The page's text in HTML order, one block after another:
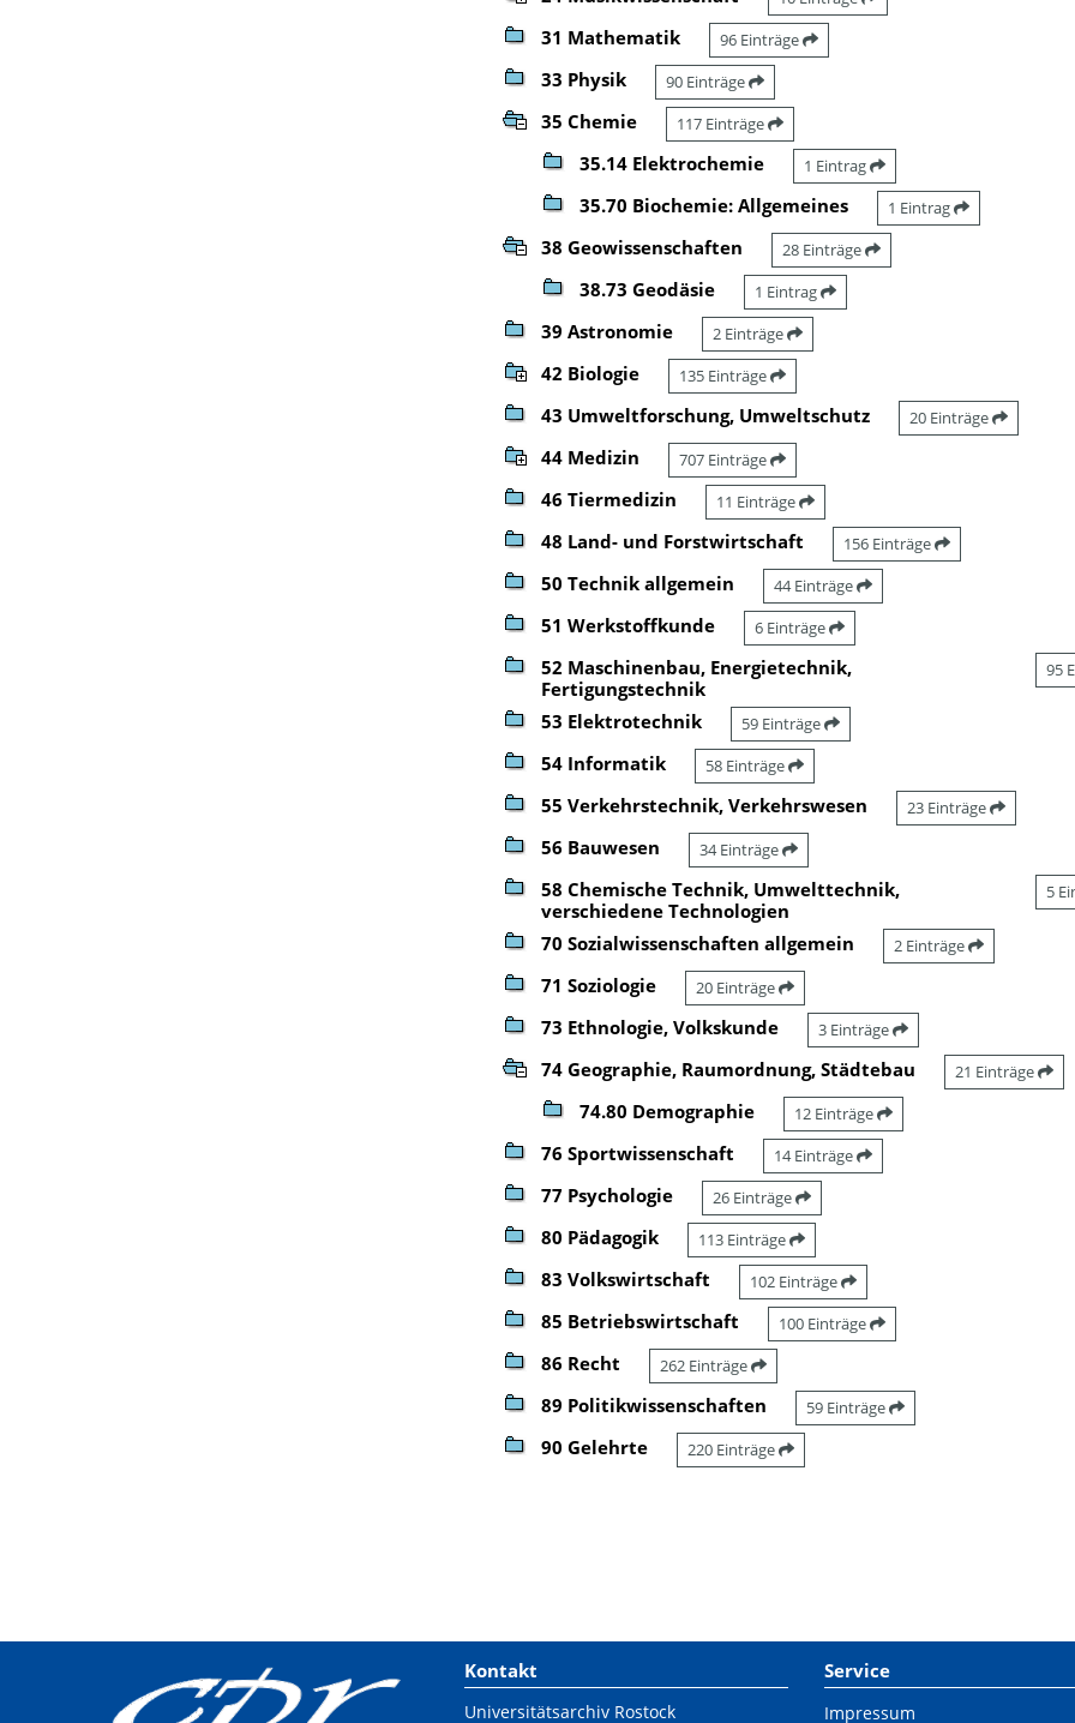
31 Mathematik 96 Einträge
33 Physik 90 Einträge
35 Chemie 117 Einträge
35.14 Elektrochemie 1 Eintrag
35.70 Biochemie: Allgemeines 1 Eintrag
38 Geowissenschaften 28 Einträge
38.73 Geodäsie 1 Eintrag
39 Astronomie 2 Einträge
42 Biologie 135 Einträge
43 Umweltforschung, Umweltschutz 20 Einträge
44 Medizin 707 Einträge
46 Tiermedizin 11 Einträge
48 Land- und Forstwirtschaft 156 Einträge
50 Technik allgemein 44 Einträge
51 Werkstoffkunde 6 Einträge
52 Maschinenbau, Energietechnik,
Fertigungstechnik
95
53 Elektrotechnik 59 Einträge
54 Informatik 58 Einträge
55 Verkehrstechnik, Verkehrswesen 23 Einträge
56 Bauwesen 34 Einträge
58 Chemische Technik, Umwelttechnik,
verschiedene Technologien
5
70 Sozialwissenschaften allgemein 2 Einträge
71 Soziologie 20 Einträge
73 Ethnologie, Volkskunde 3 Einträge
74 Geographie, Raumordnung, Städtebau 21 Einträge
74.80 Demographie 12 Einträge
76 Sportwissenschaft 14 Einträge
77 Psychologie 26 Einträge
80 Pädagogik 113 Einträge
83 Volkswirtschaft 102 Einträge
85 Betriebswirtschaft 100 Einträge
86 Recht 262 Einträge
89 Politikwissenschaften 59 Einträge
90 Gelehrte 220 Einträge
Kontakt
Universitätsarchiv Rostock
Service
Impressum